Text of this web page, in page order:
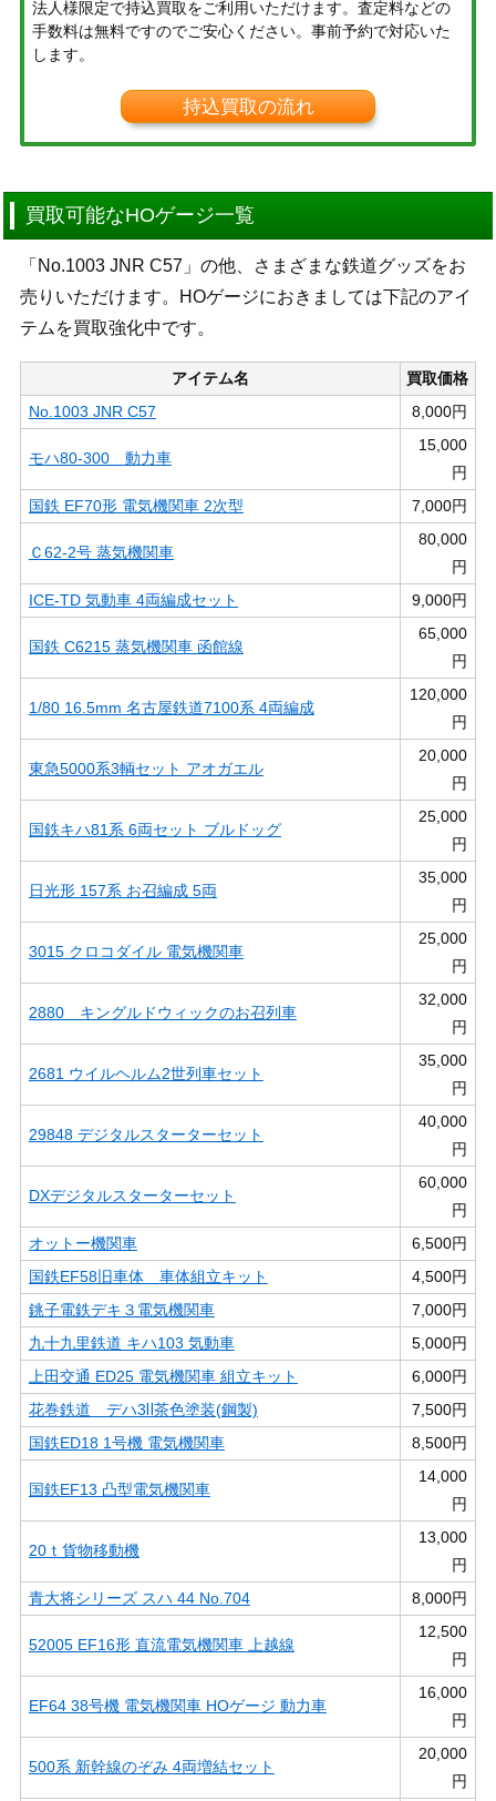
法人様限定で持込買取をご利用いただけます。査定料などの
手数料は無料ですのでご安心ください。事前予約で対応いた
します。
持込買取の流れ
買取可能なHOゲージ一覧
「No.1003 JNR C57」の他、さまざまな鉄道グッズをお
売りいただけます。HOゲージにおきましては下記のアイ
テムを買取強化中です。
アイテム名
買取価格
No.1003 JNR C57
8,000円
モハ80-300 動力車
15,000
円
国鉄 EF70形 電気機関車 2次型
7,000円
Ｃ62-2号 蒸気機関車
80,000
円
ICE-TD 気動車 4両編成セット
9,000円
国鉄 C6215 蒸気機関車 函館線
65,000
円
1/80 16.5mm 名古屋鉄道7100系 4両編成
120,000
円
東急5000系3輌セット アオガエル
20,000
円
国鉄キハ81系 6両セット ブルドッグ
25,000
円
日光形 157系 お召編成 5両
35,000
円
3015 クロコダイル 電気機関車
25,000
円
2880 キングルドウィックのお召列車
32,000
円
2681 ウイルヘルム2世列車セット
35,000
円
29848 デジタルスターターセット
40,000
円
DXデジタルスターターセット
60,000
円
オットー機関車
6,500円
国鉄EF58旧車体 車体組立キット
4,500円
銚子電鉄デキ３電気機関車
7,000円
九十九里鉄道 キハ103 気動車
5,000円
上田交通 ED25 電気機関車 組立キット
6,000円
花巻鉄道 デハ3Ⅱ茶色塗装(鋼製)
7,500円
国鉄ED18 1号機 電気機関車
8,500円
国鉄EF13 凸型電気機関車
14,000
円
20ｔ貨物移動機
13,000
円
青大将シリーズ スハ 44 No.704
8,000円
52005 EF16形 直流電気機関車 上越線
12,500
円
EF64 38号機 電気機関車 HOゲージ 動力車
16,000
円
500系 新幹線のぞみ 4両増結セット
20,000
円